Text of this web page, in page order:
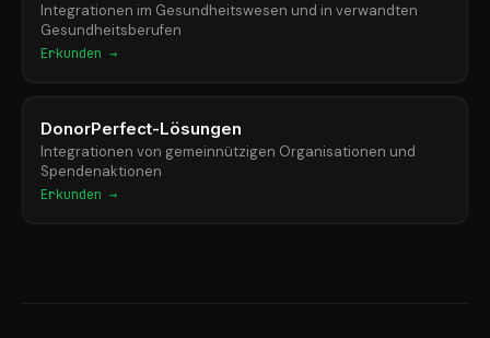
Integrationen im Gesundheitswesen und in verwandten
Gesundheitsberufen
Erkunden →
DonorPerfect-Lösungen
Integrationen von gemeinnützigen Organisationen und
Spendenaktionen
Erkunden →